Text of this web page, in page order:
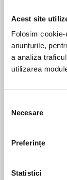
Acest site
Folosim
anunțurile,
a analiza
utilizarea
Selection
Necesare
Preferințe
Statistici
oportunităţi
consultant
793, prin
completând
adipiscing
Curabitur
enim risus
arcu turpis